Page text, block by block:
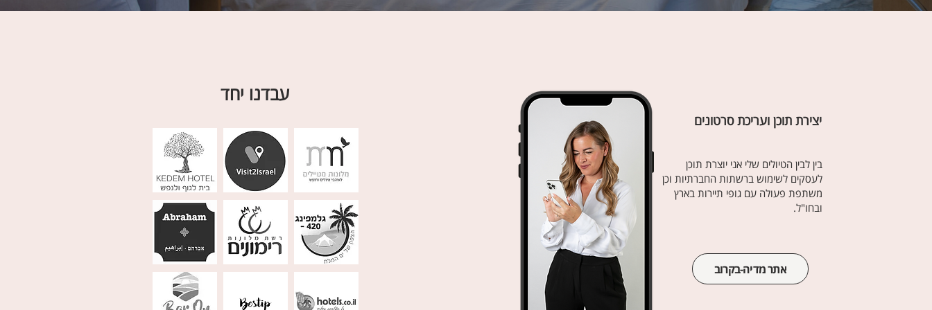
עבדנו יחד
יצירת תוכן ועריכת סרטונים
בין לבין הטיולים שלי אני יוצרת תוכן
לעסקים לשימוש ברשתות החברתיות וכן
משתפת פעולה עם גופי תיירות בארץ
ובחו"ל.
אתר מדיה-בקרוב